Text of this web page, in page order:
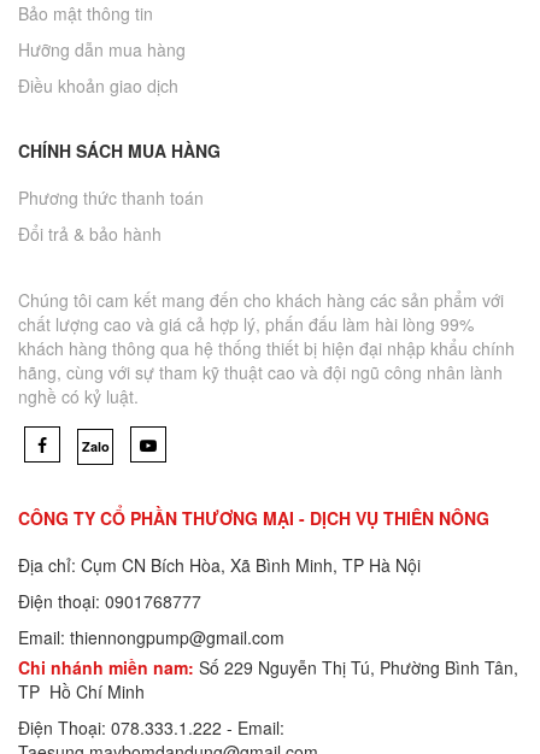
Bảo mật thông tin
Hưỡng dẫn mua hàng
Điều khoản giao dịch
CHÍNH SÁCH MUA HÀNG
Phương thức thanh toán
Đổi trả & bảo hành
Chúng tôi cam kết mang đến cho khách hàng các sản phẩm với
chất lượng cao và giá cả hợp lý, phấn đấu làm hài lòng 99%
khách hàng thông qua hệ thống thiết bị hiện đại nhập khẩu chính
hãng, cùng với sự tham kỹ thuật cao và đội ngũ công nhân lành
nghề có kỷ luật.
Zalo
CÔNG TY CỔ PHẦN THƯƠNG MẠI - DỊCH VỤ THIÊN NÔNG
Địa chỉ: Cụm CN Bích Hòa, Xã Bình Minh, TP Hà Nội
Điện thoại: 0901768777
Email: thiennongpump@gmail.com
Chi nhánh miền nam: Số 229 Nguyễn Thị Tú, Phường Bình Tân,
TP Hồ Chí Minh
Điện Thoại: 078.333.1.222 - Email: